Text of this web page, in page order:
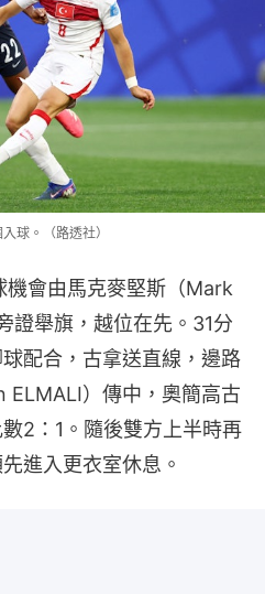
球。（路透社）
會由馬克麥堅斯（Mark
證舉旗，越位在先。31分
配合，古拿送直線，邊路
ELMALI）傳中，奧簡高古
2：1。隨後雙方上半時再
進入更衣室休息。